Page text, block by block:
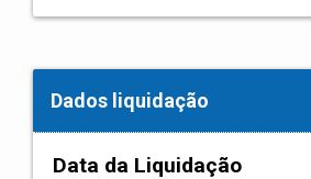
Dados liquidação
Data da Liquidação